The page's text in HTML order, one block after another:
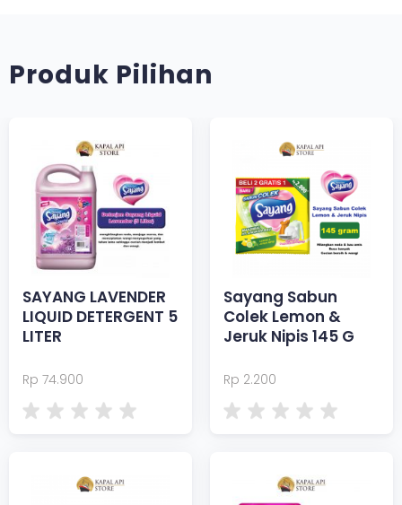
Produk Pilihan
SAYANG LAVENDER
LIQUID DETERGENT 5
LITER
Rp 74.900
Sayang Sabun
Colek Lemon &
Jeruk Nipis 145 G
Rp 2.200